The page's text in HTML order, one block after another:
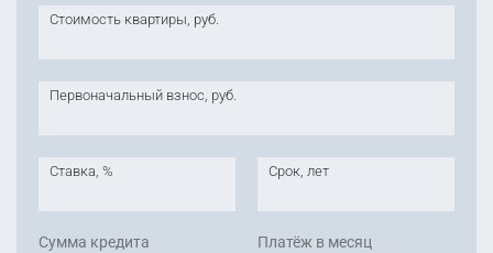
Стоимость квартиры, руб.
Первоначальный взнос, руб.
Ставка, % Срок, лет
Сумма кредита Платёж в месяц